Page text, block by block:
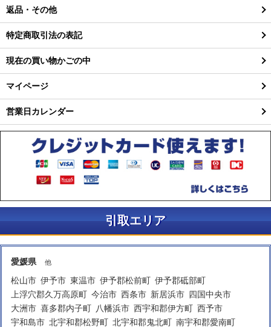
返品・その他
特定商取引法の表記
現在の買い物かごの中
マイページ
営業日カレンダー
引取エリア
愛媛県 他
松山市 伊予市 東温市 伊予郡松前町 伊予郡砥部町
上浮穴郡久万高原町 今治市 西条市 新居浜市 四国中央市
大洲市 喜多郡内子町 八幡浜市 西宇和郡伊方町 西予市
宇和島市 北宇和郡松野町 北宇和郡鬼北町 南宇和郡愛南町